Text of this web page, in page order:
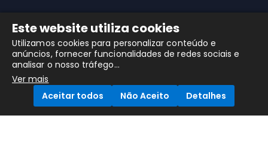
MHR © 2025 Copyright. Todos os Direitos Reservados
Este website utiliza cookies
Utilizamos cookies para personalizar conteúdo e
anúncios, fornecer funcionalidades de redes sociais e
analisar o nosso tráfego...
Ver mais
Aceitar todos
Não Aceito Detalhes